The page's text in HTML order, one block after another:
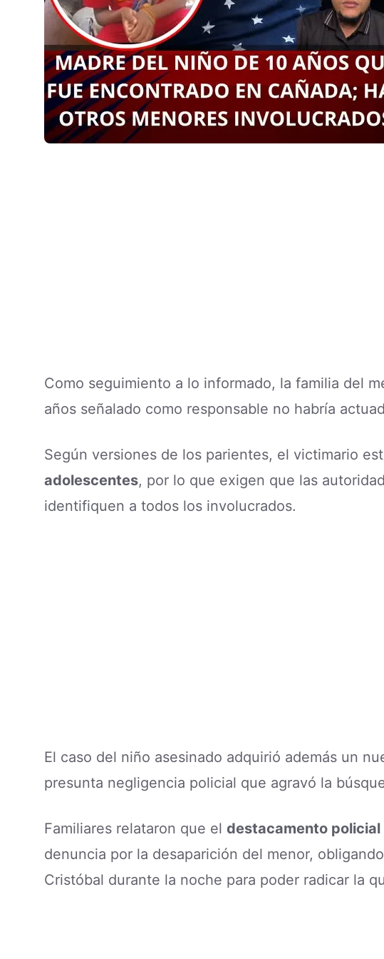
Como seguimiento a lo informado, la familia del
años señalado como responsable no habría
Según versiones de los parientes, el victimario
adolescentes, por lo que exigen que las
identifiquen a todos los involucrados.
El caso del niño asesinado adquirió además un
presunta negligencia policial que agravó la
Familiares relataron que el destacamento policial
denuncia por la desaparición del menor,
Cristóbal durante la noche para poder radicar la